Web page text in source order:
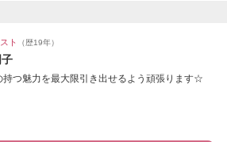
ト （歴19年）
持つ魅力を最大限引き出せるよう頑張ります☆